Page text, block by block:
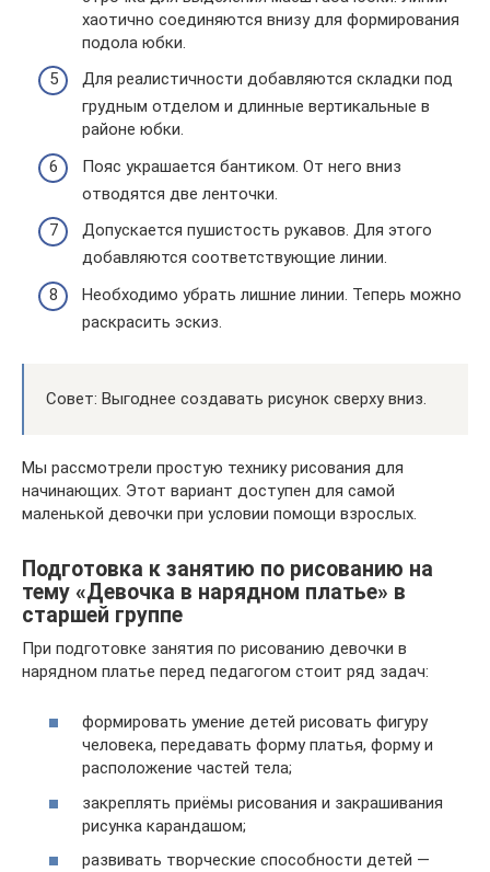
хаотично соединяются внизу для формирования
подола юбки.
Для реалистичности добавляются складки под
грудным отделом и длинные вертикальные в
районе юбки.
Пояс украшается бантиком. От него вниз
отводятся две ленточки.
Допускается пушистость рукавов. Для этого
добавляются соответствующие линии.
Необходимо убрать лишние линии. Теперь можно
раскрасить эскиз.
Совет: Выгоднее создавать рисунок сверху вниз.
Мы рассмотрели простую технику рисования для
начинающих. Этот вариант доступен для самой
маленькой девочки при условии помощи взрослых.
Подготовка к занятию по рисованию на
тему «Девочка в нарядном платье» в
старшей группе
При подготовке занятия по рисованию девочки в
нарядном платье перед педагогом стоит ряд задач:
формировать умение детей рисовать фигуру
человека, передавать форму платья, форму и
расположение частей тела;
закреплять приёмы рисования и закрашивания
рисунка карандашом;
развивать творческие способности детей —